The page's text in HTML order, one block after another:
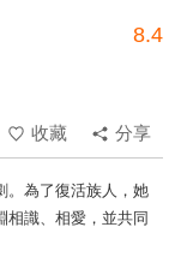
8.4
收藏
分享
。為了復活族人，她
相識、相愛，並共同